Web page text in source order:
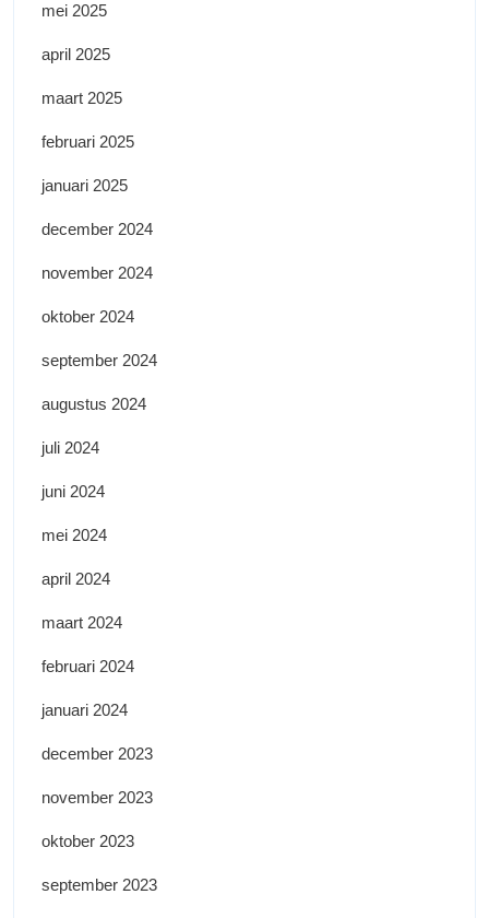
mei 2025
april 2025
maart 2025
februari 2025
januari 2025
december 2024
november 2024
oktober 2024
september 2024
augustus 2024
juli 2024
juni 2024
mei 2024
april 2024
maart 2024
februari 2024
januari 2024
december 2023
november 2023
oktober 2023
september 2023